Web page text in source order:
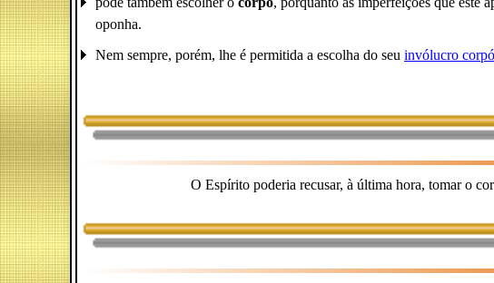
oponha.
Nem sempre, porém, lhe é permitida a escolha do seu invólucro
O Espírito poderia recusar, à última hora, tomar o